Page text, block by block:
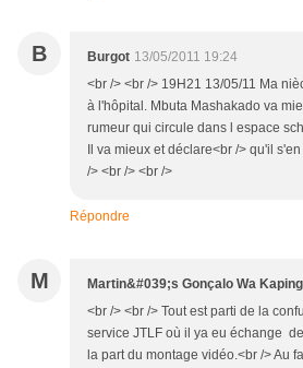
B Burgot 13/05/2011 19:24
<br /> <br /> 19H21 13/05/11 Ma
à l'hôpital. Mbuta Mashakado va
rumeur qui circule dans l espace
Il va mieux et déclare<br /> qu'il
/> <br /> <br />
Répondre
M Martin&#039;s Gonçalo Wa
<br /> <br /> Tout est parti de la
service JTLF où il ya eu échange
la part du montage vidéo.<br /> Au